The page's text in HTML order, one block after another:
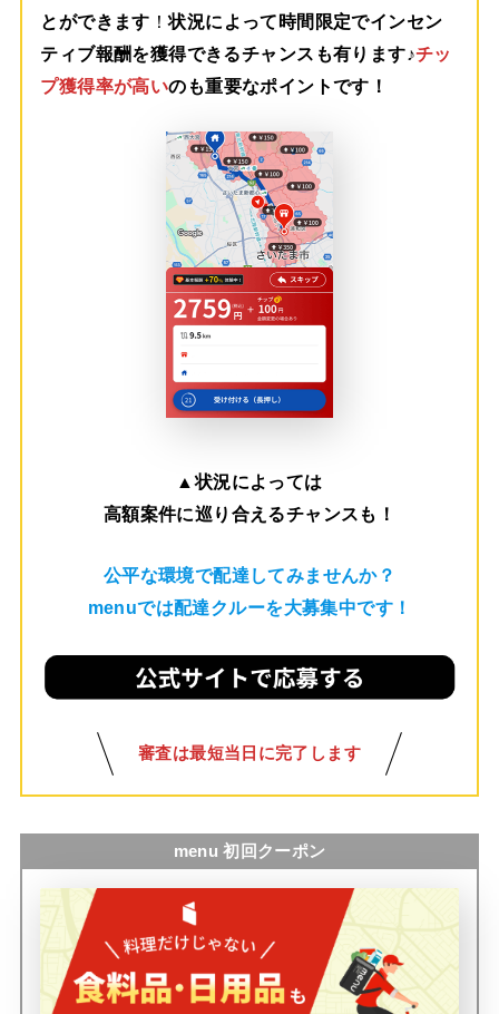
とができます ！状況によって時間限定でインセン
ティブ報酬を獲得できるチャンスも有ります♪チッ
プ獲得率が高いのも重要なポイントです！
▲状況によっては
高額案件に巡り合えるチャンスも！
公平な環境で配達してみませんか？
menuでは配達クルーを大募集中です！
審査は最短当日に完了します
menu 初回クーポン